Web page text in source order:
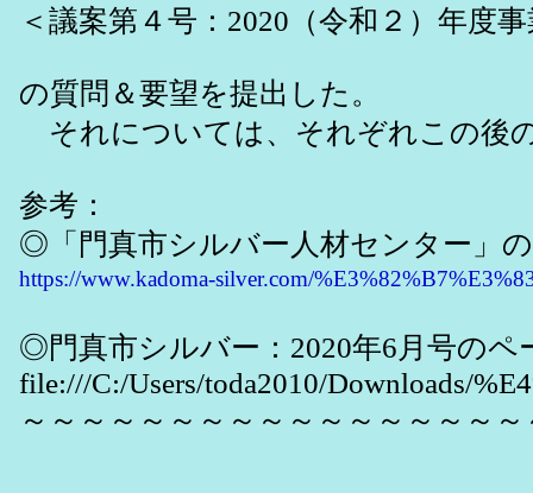
＜議案第４号：2020（令和２）年度
の質問＆要望を提出した。
それについては、それぞれこの後
参考：
◎「門真市シルバー人材センター」
https://www.kadoma-silver.com/
◎門真市シルバー：2020年6月号のペ
file:///C:/Users/toda2010/Downloads/
～～～～～～～～～～～～～～～～